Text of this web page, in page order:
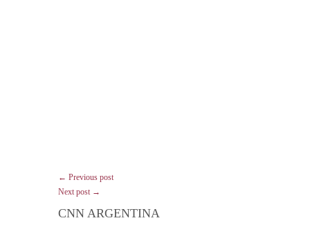
← Previous post
Next post →
CNN ARGENTINA